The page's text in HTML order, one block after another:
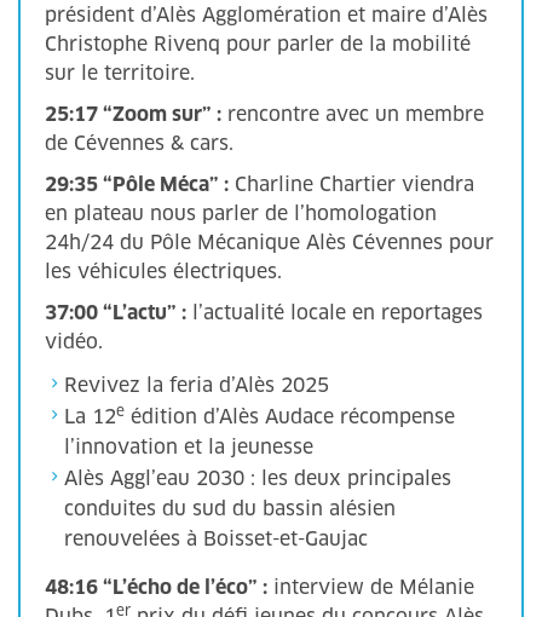
président d’Alès Agglomération et maire d’Alès
Christophe Rivenq pour parler de la mobilité
sur le territoire.
25:17 “Zoom sur” : rencontre avec un membre
de Cévennes & cars.
29:35 “Pôle Méca” : Charline Chartier viendra
en plateau nous parler de l’homologation
24h/24 du Pôle Mécanique Alès Cévennes pour
les véhicules électriques.
37:00 “L’actu” : l’actualité locale en reportages
vidéo.
Revivez la feria d’Alès 2025
La 12e édition d’Alès Audace récompense
l’innovation et la jeunesse
Alès Aggl’eau 2030 : les deux principales
conduites du sud du bassin alésien
renouvelées à Boisset-et-Gaujac
48:16 “L’écho de l’éco” : interview de Mélanie
er